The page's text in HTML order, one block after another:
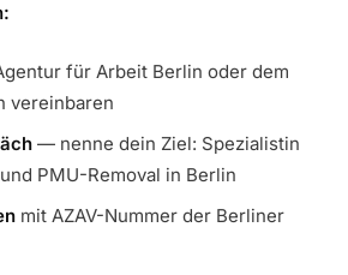
für Arbeit Berlin oder dem
vereinbaren
— nenne dein Ziel: Spezialistin
PMU-Removal in Berlin
mit AZAV-Nummer der Berliner